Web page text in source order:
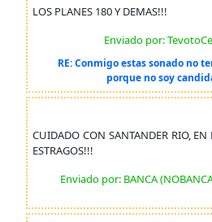
LOS PLANES 180 Y DEMAS!!!
Enviado por:
RE: Conmigo estas sonado no
porque no soy
CUIDADO CON SANTANDER RIO, EN
ESTRAGOS!!!
Enviado por: BANCA